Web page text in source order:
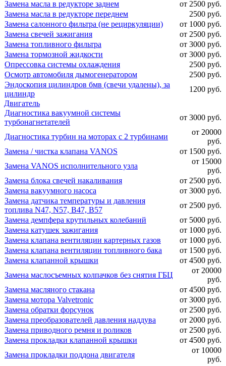
Замена масла в редукторе заднем
от 2500 руб.
Замена масла в редукторе переднем
2500 руб.
Замена салонного фильтра (не рециркуляции)
от 1000 руб.
Замена свечей зажигания
от 2500 руб.
Замена топливного фильтра
от 3000 руб.
Замена тормозной жидкости
от 3000 руб.
Опрессовка системы охлаждения
2500 руб.
Осмотр автомобиля дымогенератором
2500 руб.
Эндоскопия цилиндров бмв (свечи удалены), за
цилиндр
1200 руб.
Двигатель
Диагностика вакуумной системы
турбонагнетателей
от 3000 руб.
Диагностика турбин на моторах с 2 турбинами
от 20000
руб.
Замена / чистка клапана VANOS
от 1500 руб.
Замена VANOS исполнительного узла
от 15000
руб.
Замена блока свечей накаливания
от 2500 руб.
Замена вакуумного насоса
от 3000 руб.
Замена датчика температуры и давления
топлива N47, N57, B47, B57
от 2500 руб.
Замена демпфера крутильных колебаний
от 5000 руб.
Замена катушек зажигания
от 1000 руб.
Замена клапана вентиляции картерных газов
от 1000 руб.
Замена клапана вентиляции топливного бака
от 1500 руб.
Замена клапанной крышки
от 4500 руб.
Замена маслосъемных колпачков без снятия ГБЦ
от 20000
руб.
Замена масляного стакана
от 4500 руб.
Замена мотора Valvetronic
от 3000 руб.
Замена обратки форсунок
от 2500 руб.
Замена преобразователей давления наддува
от 2000 руб.
Замена приводного ремня и роликов
от 2500 руб.
Замена прокладки клапанной крышки
от 4500 руб.
Замена прокладки поддона двигателя
от 10000
руб.